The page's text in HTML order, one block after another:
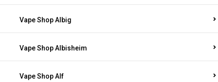
Vape Shop Albig
Vape Shop Albisheim
Vape Shop Alf